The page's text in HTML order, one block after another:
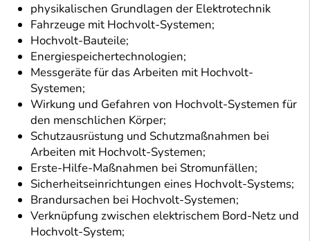
physikalischen Grundlagen der Elektrotechnik
Fahrzeuge mit Hochvolt-Systemen;
Hochvolt-Bauteile;
Energiespeichertechnologien;
Messgeräte für das Arbeiten mit Hochvolt-
Systemen;
Wirkung und Gefahren von Hochvolt-Systemen für
den menschlichen Körper;
Schutzausrüstung und Schutzmaßnahmen bei
Arbeiten mit Hochvolt-Systemen;
Erste-Hilfe-Maßnahmen bei Stromunfällen;
Sicherheitseinrichtungen eines Hochvolt-Systems;
Brandursachen bei Hochvolt-Systemen;
Verknüpfung zwischen elektrischem Bord-Netz und
Hochvolt-System;